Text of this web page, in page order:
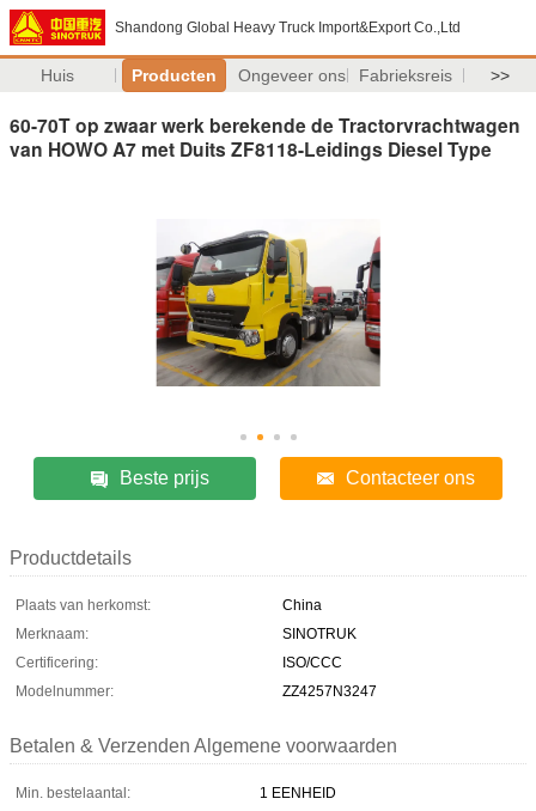
Shandong Global Heavy Truck Import&Export Co.,Ltd
Huis Producten Ongeveer ons Fabrieksreis >>
60-70T op zwaar werk berekende de Tractorvrachtwagen
van HOWO A7 met Duits ZF8118-Leidings Diesel Type
Beste prijs Contacteer ons
Productdetails
Plaats van herkomst:
China
Merknaam:
SINOTRUK
Certificering:
ISO/CCC
Modelnummer:
ZZ4257N3247
Betalen & Verzenden Algemene voorwaarden
Min. bestelaantal:
1 EENHEID